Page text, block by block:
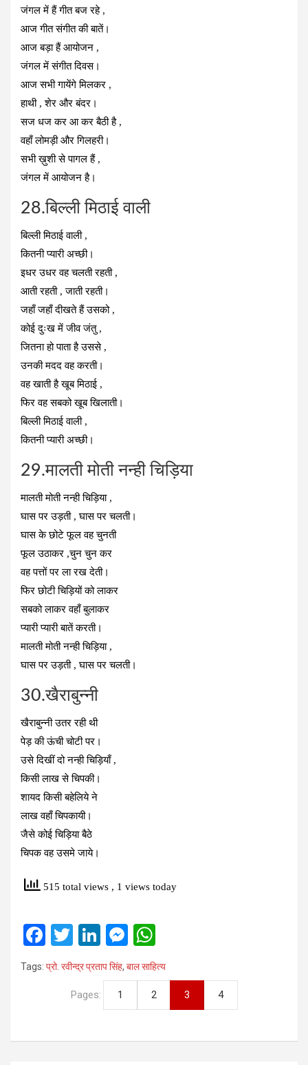
जंगल में हैं गीत बज रहे ,
आज गीत संगीत की बातें।
आज बड़ा हैं आयोजन ,
जंगल में संगीत दिवस।
आज सभी गायेंगे मिलकर ,
हाथी , शेर और बंदर।
सज धज कर आ कर बैठी है ,
वहाँ लोमड़ी और गिलहरी।
सभी ख़ुशी से पागल हैं ,
जंगल में आयोजन है।
28.बिल्ली मिठाई वाली
बिल्ली मिठाई वाली ,
कितनी प्यारी अच्छी।
इधर उधर वह चलती रहती ,
आती रहती , जाती रहती।
जहाँ जहाँ दीखते हैं उसको ,
कोई दुःख में जीव जंतु ,
जितना हो पाता है उससे ,
उनकी मदद वह करती।
वह खाती है खूब मिठाई ,
फिर वह सबको खूब खिलाती।
बिल्ली मिठाई वाली ,
कितनी प्यारी अच्छी।
29.मालती मोती नन्ही चिड़िया
मालती मोती नन्ही चिड़िया ,
घास पर उड़ती , घास पर चलती।
घास के छोटे फूल वह चुनती
फूल उठाकर ,चुन चुन कर
वह पत्तों पर ला रख देती।
फिर छोटी चिड़ियों को लाकर
सबको लाकर वहाँ बुलाकर
प्यारी प्यारी बातें करती।
मालती मोती नन्ही चिड़िया ,
घास पर उड़ती , घास पर चलती।
30.खैराबुन्नी
खैराबुन्नी उतर रही थी
पेड़ की ऊंची चोटी पर।
उसे दिखीं दो नन्ही चिड़ियाँ ,
किसी लाख से चिपकी।
शायद किसी बहेलिये ने
लाख वहाँ चिपकायी।
जैसे कोई चिड़िया बैठे
चिपक वह उसमे जाये।
515 total views , 1 views today
F
a
ce
o
T
wi
tt
er
Li
n
ke
M
es
se
er
h
at
s
p
Tags: प्रो. रवीन्द्र प्रताप सिंह, बाल साहित्‍य
Pages: 1 2 3 4